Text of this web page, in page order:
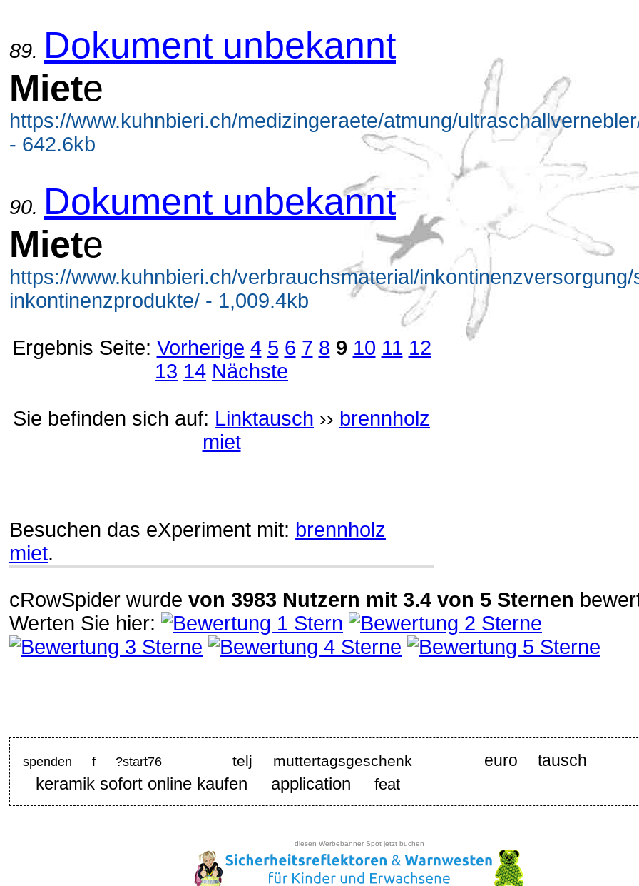
89. Dokument unbekannt
Miete
https://www.kuhnbieri.ch/medizingeraete/atmung/
- 642.6kb
90. Dokument unbekannt
Miete
https://www.kuhnbieri.ch/verbrauchsmaterial/
inkontinenzprodukte/ - 1,009.4kb
Ergebnis Seite: Vorherige 4 5 6 7 8 9 10 11 12
13 14 Nächste
Sie befinden sich auf: Linktausch ›› brennholz
miet
Besuchen das eXperiment mit: brennholz
miet.
cRowSpider wurde von 3983 Nutzern mit 3.4 von 5 Sternen
Werten Sie hier:
spenden f ?start76 telj muttertagsgeschenk euro tausch
keramik sofort online kaufen application feat
diesen Werbebanner Spot jetzt buchen